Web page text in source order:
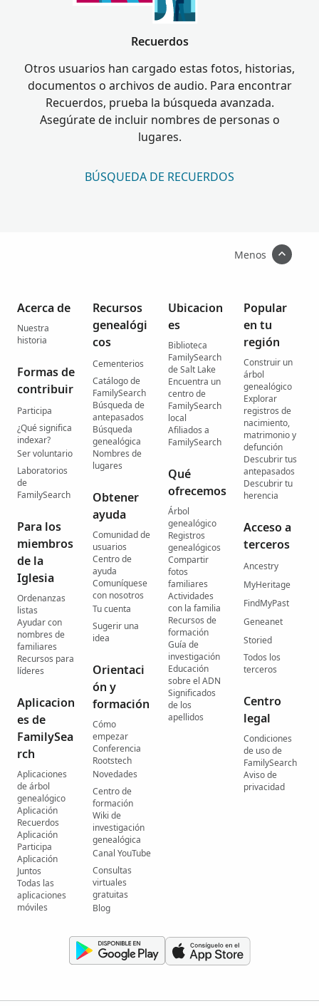
Recuerdos
Otros usuarios han cargado estas fotos, historias,
documentos o archivos de audio. Para encontrar
Recuerdos, prueba la búsqueda avanzada.
Asegúrate de incluir nombres de personas o
lugares.
BÚSQUEDA DE RECUERDOS
Menos
Acerca de
Nuestra
historia
Formas de
contribuir
Participa
¿Qué significa
indexar?
Ser voluntario
Laboratorios
de
FamilySearch
Para los
miembros
de la
Iglesia
Ordenanzas
listas
Ayudar con
nombres de
familiares
Recursos para
líderes
Aplicacion
es de
FamilySea
rch
Aplicaciones
de árbol
genealógico
Aplicación
Recuerdos
Aplicación
Participa
Aplicación
Juntos
Todas las
aplicaciones
móviles
Recursos
genealógi
cos
Cementerios
Catálogo de
FamilySearch
Búsqueda de
antepasados
Búsqueda
genealógica
Nombres de
lugares
Obtener
ayuda
Comunidad de
usuarios
Centro de
ayuda
Comuníquese
con nosotros
Tu cuenta
Sugerir una
idea
Orientaci
ón y
formación
Cómo
empezar
Conferencia
Rootstech
Novedades
Centro de
formación
Wiki de
investigación
genealógica
Canal YouTube
Consultas
virtuales
gratuitas
Blog
Ubicacion
es
Biblioteca
FamilySearch
de Salt Lake
Encuentra un
centro de
FamilySearch
local
Afiliados a
FamilySearch
Qué
ofrecemos
Árbol
genealógico
Registros
genealógicos
Compartir
fotos
familiares
Actividades
con la familia
Recursos de
formación
Guía de
investigación
Educación
sobre el ADN
Significados
de los
apellidos
Popular
en tu
región
Construir un
árbol
genealógico
Explorar
registros de
nacimiento,
matrimonio y
defunción
Descubrir tus
antepasados
Descubrir tu
herencia
Acceso a
terceros
Ancestry
MyHeritage
FindMyPast
Geneanet
Storied
Todos los
terceros
Centro
legal
Condiciones
de uso de
FamilySearch
Aviso de
privacidad